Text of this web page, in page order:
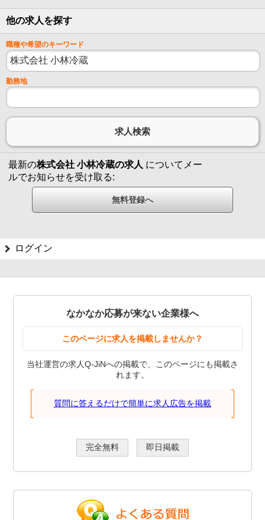
他の求人を探す
職種や希望のキーワード
勤務地
最新の株式会社 小林冷蔵の求人 についてメー
ルでお知らせを受け取る:
ログイン
なかなか応募が来ない企業様へ
このページに求人を掲載しませんか？
当社運営の求人Q-JiNへの掲載で、このページにも掲載さ
れます。
質問に答えるだけで簡単に求人広告を掲載
完全無料 即日掲載